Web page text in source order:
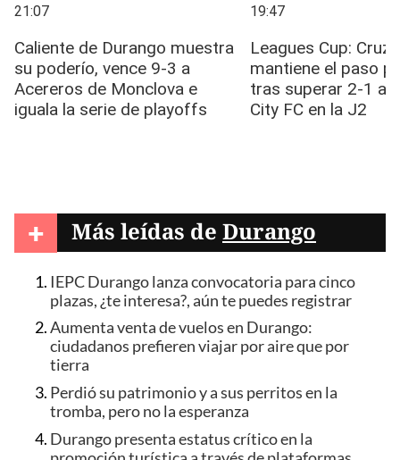
+ Más leídas de Durango
IEPC Durango lanza convocatoria para cinco
plazas, ¿te interesa?, aún te puedes registrar
Aumenta venta de vuelos en Durango:
ciudadanos prefieren viajar por aire que por
tierra
Perdió su patrimonio y a sus perritos en la
tromba, pero no la esperanza
Durango presenta estatus crítico en la